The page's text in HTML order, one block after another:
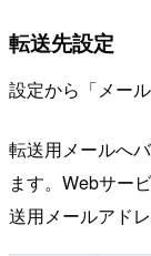
転送先設定
設定から「メー
転送用メールへ
ます。Webサー
送用メールアド